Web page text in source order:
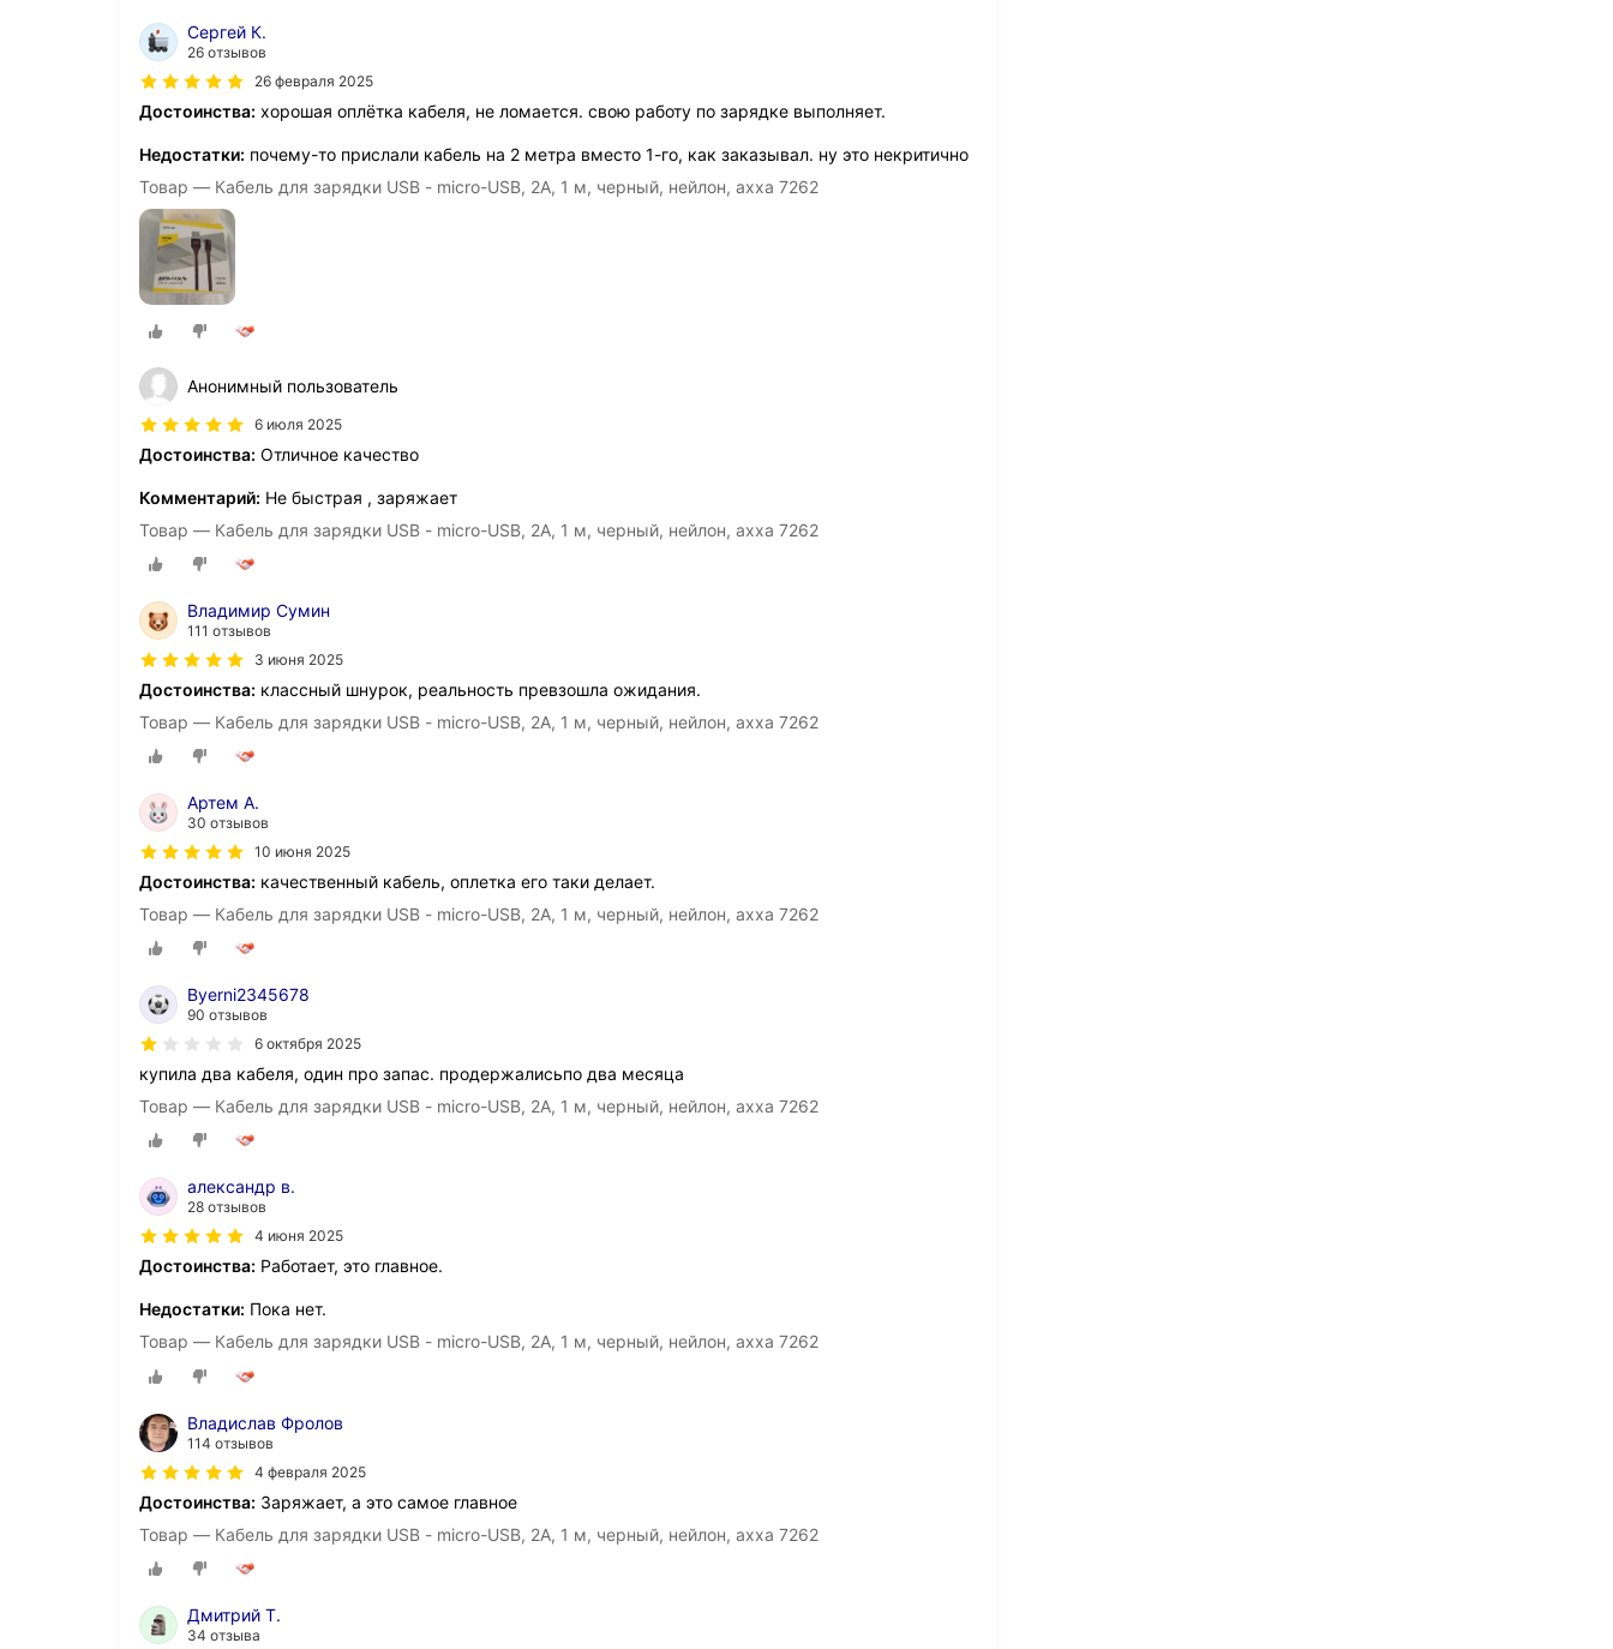
Сергей К.
26 отзывов
26 февраля 2025
Достоинства: хорошая оплётка кабеля, не ломается. свою работу по зарядке выполняет.
Недостатки: почему-то прислали кабель на 2 метра вместо 1-го, как заказывал. ну это некритично
Товар — Кабель для зарядки USB - micro-USB, 2A, 1 м, черный, нейлон, ахха 7262
Анонимный пользователь
6 июля 2025
Достоинства: Отличное качество
Комментарий: Не быстрая , заряжает
Товар — Кабель для зарядки USB - micro-USB, 2A, 1 м, черный, нейлон, ахха 7262
Владимир Сумин
111 отзывов
3 июня 2025
Достоинства: классный шнурок, реальность превзошла ожидания.
Товар — Кабель для зарядки USB - micro-USB, 2A, 1 м, черный, нейлон, ахха 7262
Артем А.
30 отзывов
10 июня 2025
Достоинства: качественный кабель, оплетка его таки делает.
Товар — Кабель для зарядки USB - micro-USB, 2A, 1 м, черный, нейлон, ахха 7262
Byerni2345678
90 отзывов
6 октября 2025
купила два кабеля, один про запас. продержалисьпо два месяца
Товар — Кабель для зарядки USB - micro-USB, 2A, 1 м, черный, нейлон, ахха 7262
александр в.
28 отзывов
4 июня 2025
Достоинства: Работает, это главное.
Недостатки: Пока нет.
Товар — Кабель для зарядки USB - micro-USB, 2A, 1 м, черный, нейлон, ахха 7262
Владислав Фролов
114 отзывов
4 февраля 2025
Достоинства: Заряжает, а это самое главное
Товар — Кабель для зарядки USB - micro-USB, 2A, 1 м, черный, нейлон, ахха 7262
Дмитрий Т.
34 отзыва